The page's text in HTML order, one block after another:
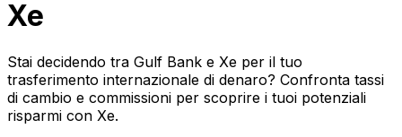
Xe
Stai decidendo tra Gulf Bank e Xe per il tuo
trasferimento internazionale di denaro? Confronta tassi
di cambio e commissioni per scoprire i tuoi potenziali
risparmi con Xe.